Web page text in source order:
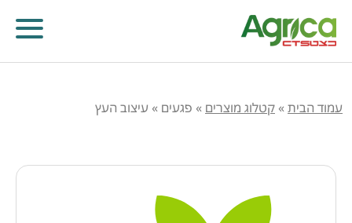
עמוד הבית»קטלוג מוצרים » פגעים » עיצוב העץ